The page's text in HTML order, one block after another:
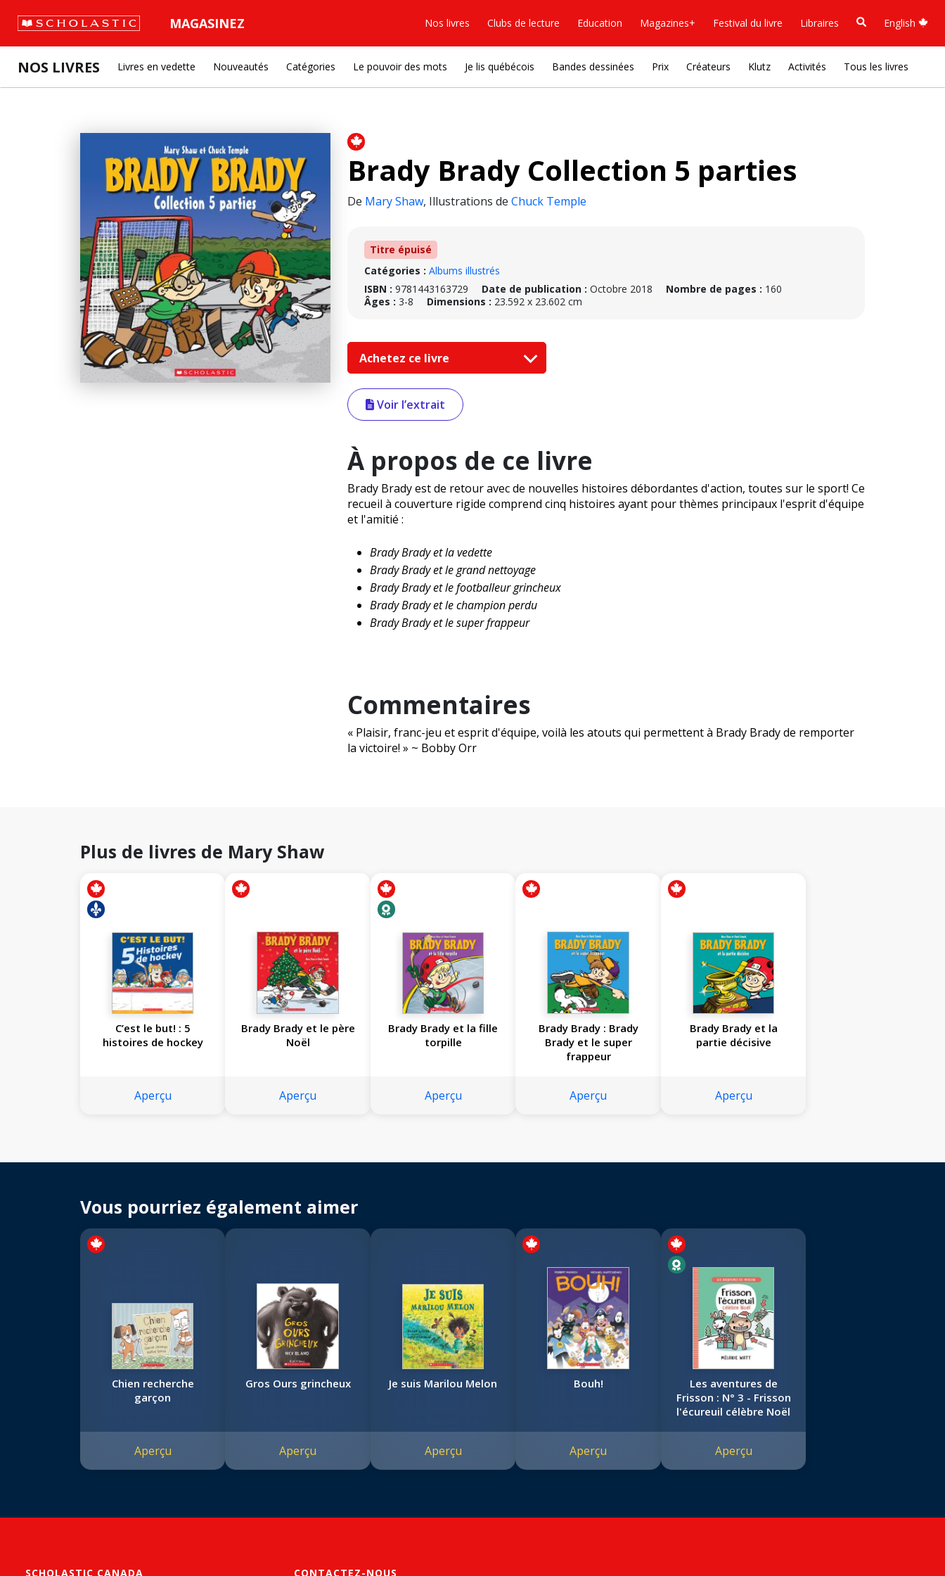
MAGASINEZ Nos livres Clubs de lecture Education Magazines+ Festival du livre Libraires English
NOS LIVRES Livres en vedette Nouveautés Catégories Le pouvoir des mots Je lis québécois Bandes dessinées Prix Créateurs Klutz Activités Tous les livres
Brady Brady Collection 5 parties
De Mary Shaw, Illustrations de Chuck Temple
Titre épuisé
Catégories : Albums illustrés
ISBN : 9781443163729 Date de publication : Octobre 2018 Nombre de pages : 160
Âges : 3-8 Dimensions : 23.592 x 23.602 cm
Achetez ce livre
Voir l’extrait
À propos de ce livre
Brady Brady est de retour avec de nouvelles histoires débordantes d'action, toutes sur le sport! Ce
recueil à couverture rigide comprend cinq histoires ayant pour thèmes principaux l'esprit d'équipe
et l'amitié :
Brady Brady et la vedette
Brady Brady et le grand nettoyage
Brady Brady et le footballeur grincheux
Brady Brady et le champion perdu
Brady Brady et le super frappeur
Commentaires
« Plaisir, franc-jeu et esprit d'équipe, voilà les atouts qui permettent à Brady Brady de remporter
la victoire! » ~ Bobby Orr
Plus de livres de Mary Shaw
C’est le but! : 5
histoires de hockey
Aperçu
Brady Brady et le père
Noël
Aperçu
Brady Brady et la fille
torpille
Aperçu
Brady Brady : Brady
Brady et le super
frappeur
Aperçu
Brady Brady et la
partie décisive
Aperçu
Vous pourriez également aimer
Chien recherche
garçon
Aperçu
Gros Ours grincheux
Aperçu
Je suis Marilou Melon
Aperçu
Bouh!
Aperçu
Les aventures de
Frisson : N° 3 - Frisson
l'écureuil célèbre Noël
Aperçu
SCHOLASTIC CANADA
CONTACTEZ-NOUS